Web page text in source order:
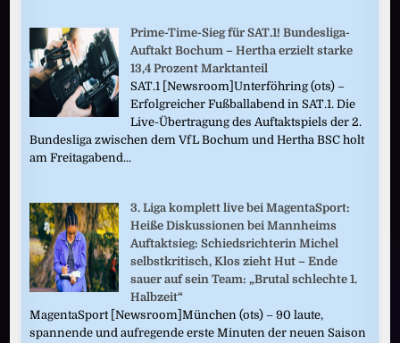
Prime-Time-Sieg für SAT.1! Bundesliga-
Auftakt Bochum – Hertha erzielt starke
13,4 Prozent Marktanteil
SAT.1 [Newsroom]Unterföhring (ots) –
Erfolgreicher Fußballabend in SAT.1. Die
Live-Übertragung des Auftaktspiels der 2.
Bundesliga zwischen dem VfL Bochum und Hertha BSC holt
am Freitagabend...
3. Liga komplett live bei MagentaSport:
Heiße Diskussionen bei Mannheims
Auftaktsieg: Schiedsrichterin Michel
selbstkritisch, Klos zieht Hut – Ende
sauer auf sein Team: „Brutal schlechte 1.
Halbzeit“
MagentaSport [Newsroom]München (ots) – 90 laute,
spannende und aufregende erste Minuten der neuen Saison